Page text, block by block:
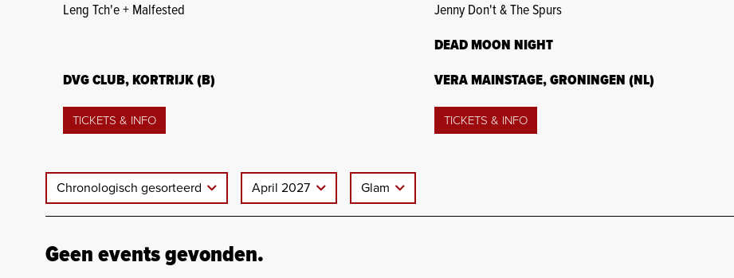
Leng Tch'e + Malfested
DVG CLUB, KORTRIJK (B)
TICKETS & INFO
Jenny Don't & The Spurs
DEAD MOON NIGHT
VERA MAINSTAGE, GRONINGEN (NL)
TICKETS & INFO
Chronologisch gesorteerd April 2027 Glam
Geen events gevonden.